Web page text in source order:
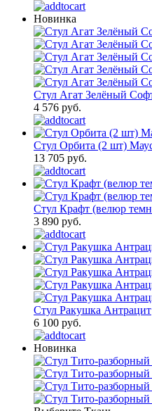
Новинка
Стул Агат Зелёный
4 576 руб.
Стул Орбита (2 шт)
13 705 руб.
Стул Крафт (велюр
3 890 руб.
Стул Ракушка Антрацит
6 100 руб.
Новинка